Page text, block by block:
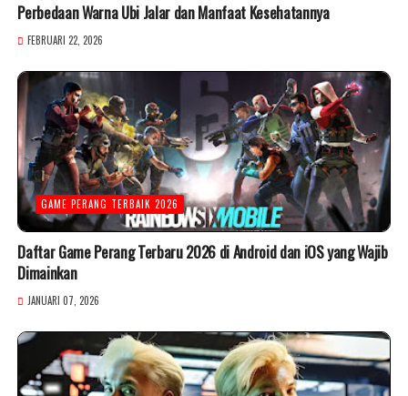
Perbedaan Warna Ubi Jalar dan Manfaat Kesehatannya
FEBRUARI 22, 2026
GAME PERANG TERBAIK 2026
Daftar Game Perang Terbaru 2026 di Android dan iOS yang Wajib
Dimainkan
JANUARI 07, 2026